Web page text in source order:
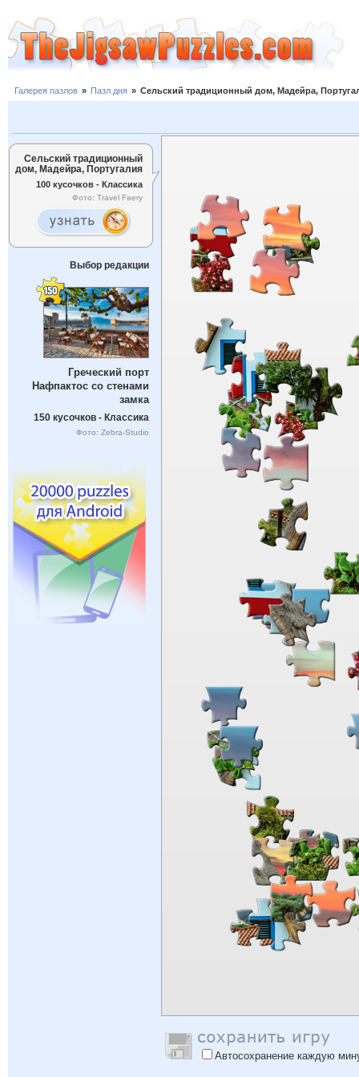
Галерея пазлов » Пазл дня » Сельский традиционный дом, Мадейра,
Сельский традиционный
дом, Мадейра, Португалия
100 кусочков - Классика
Фото: Travel Faery
Выбор редакции
Греческий порт
Нафпактос со стенами
замка
150 кусочков - Классика
Фото: Zebra-Studio
Автосохранение каждую